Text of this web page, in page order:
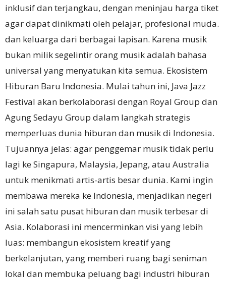
inklusif dan terjangkau, dengan meninjau harga tiket
agar dapat dinikmati oleh pelajar, profesional muda.
dan keluarga dari berbagai lapisan. Karena musik
bukan milik segelintir orang musik adalah bahasa
universal yang menyatukan kita semua. Ekosistem
Hiburan Baru Indonesia. Mulai tahun ini, Java Jazz
Festival akan berkolaborasi dengan Royal Group dan
Agung Sedayu Group dalam langkah strategis
memperluas dunia hiburan dan musik di Indonesia.
Tujuannya jelas: agar penggemar musik tidak perlu
lagi ke Singapura, Malaysia, Jepang, atau Australia
untuk menikmati artis-artis besar dunia. Kami ingin
membawa mereka ke Indonesia, menjadikan negeri
ini salah satu pusat hiburan dan musik terbesar di
Asia. Kolaborasi ini mencerminkan visi yang lebih
luas: membangun ekosistem kreatif yang
berkelanjutan, yang memberi ruang bagi seniman
lokal dan membuka peluang bagi industri hiburan